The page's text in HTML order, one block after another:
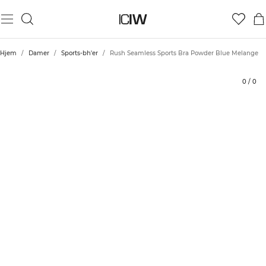
Hjem / Damer / Sports-bh'er / Rush Seamless Sports Bra Powder Blue Melange
0 / 0